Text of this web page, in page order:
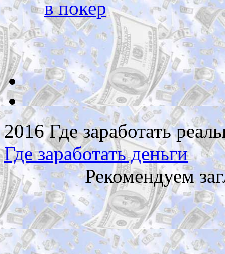
в покер
2016 Где заработать
Где заработать деньги
Рекомендуем